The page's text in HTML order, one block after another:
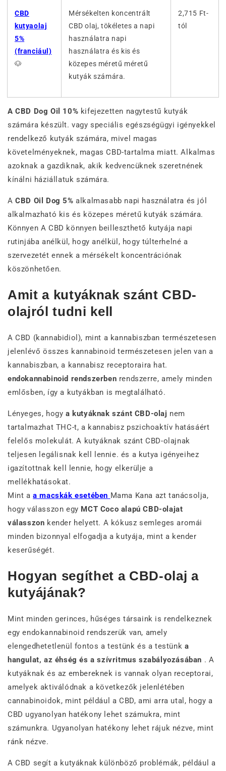
CBD
kutyaolaj
5%
(franciául)
🐶
Mérsékelten koncentrált
CBD olaj, tökéletes a napi
használatra napi
használatra és kis és
közepes méretű méretű
kutyák számára.
2,715 Ft-
tól
A CBD Dog Oil 10% kifejezetten nagytestű kutyák
számára készült. vagy speciális egészségügyi igényekkel
rendelkező kutyák számára, mivel magas
követelményeknek, magas CBD-tartalma miatt. Alkalmas
azoknak a gazdiknak, akik kedvencüknek szeretnének
kínálni háziállatuk számára.
ACBD Oil Dog 5% alkalmasabb napi használatra és jól
alkalmazható kis és közepes méretű kutyák számára.
Könnyen A CBD könnyen beilleszthető kutyája napi
rutinjába anélkül, hogy anélkül, hogy túlterhelné a
szervezetét ennek a mérsékelt koncentrációnak
köszönhetően.
Amit a kutyáknak szánt CBD-
olajról tudni kell
A CBD (kannabidiol), mint a kannabiszban természetesen
jelenlévő összes kannabinoid természetesen jelen van a
kannabiszban, a kannabisz receptoraira hat.
endokannabinoid rendszerben rendszerre, amely minden
emlősben, így a kutyákban is megtalálható.
Lényeges, hogy a kutyáknak szánt CBD-olaj nem
tartalmazhat THC-t, a kannabisz pszichoaktív hatásáért
felelős molekulát. A kutyáknak szánt CBD-olajnak
teljesen legálisnak kell lennie. és a kutya igényeihez
igazítottnak kell lennie, hogy elkerülje a
mellékhatásokat.
Mint aa macskák esetében Mama Kana azt tanácsolja,
hogy válasszon egy MCT Coco alapú CBD-olajat
válasszon kender helyett. A kókusz semleges aromái
minden bizonnyal elfogadja a kutyája, mint a kender
keserűségét.
Hogyan segíthet a CBD-olaj a
kutyájának?
Mint minden gerinces, hűséges társaink is rendelkeznek
egy endokannabinoid rendszerük van, amely
elengedhetetlenül fontos a testünk és a testünk a
hangulat, az éhség és a szívritmus szabályozásában . A
kutyáknak és az embereknek is vannak olyan receptorai,
amelyek aktiválódnak a következők jelenlétében
cannabinoidok, mint például a CBD, ami arra utal, hogy a
CBD ugyanolyan hatékony lehet számukra, mint
számunkra. Ugyanolyan hatékony lehet rájuk nézve, mint
ránk nézve.
A CBD segít a kutyáknak különböző problémák, például a